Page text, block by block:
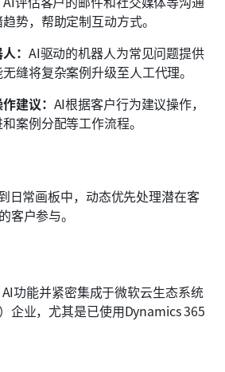
势，帮助定制互动方式。
： AI驱动的机器人为常见问题提供
缝将复杂案例升级至人工代理。
建议： AI根据客户行为建议操作，
案例分配等工作流程。
日常画板中，动态优先处理潜在客
客户参与。
功能并紧密集成于微软云生态系统
企业，尤其是已使用Dynamics 365